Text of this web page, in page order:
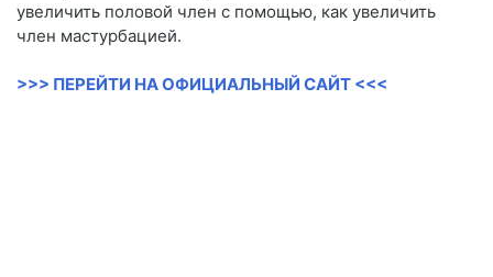
увеличить половой член с помощью, как увеличить
член мастурбацией.
>>> ПЕРЕЙТИ НА ОФИЦИАЛЬНЫЙ САЙТ <<<